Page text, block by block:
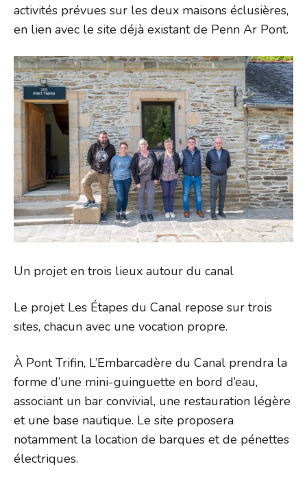
activités prévues sur les deux maisons éclusières,
en lien avec le site déjà existant de Penn Ar Pont.
Un projet en trois lieux autour du canal
Le projet Les Étapes du Canal repose sur trois
sites, chacun avec une vocation propre.
À Pont Trifin, L’Embarcadère du Canal prendra la
forme d’une mini-guinguette en bord d’eau,
associant un bar convivial, une restauration légère
et une base nautique. Le site proposera
notamment la location de barques et de pénettes
électriques.